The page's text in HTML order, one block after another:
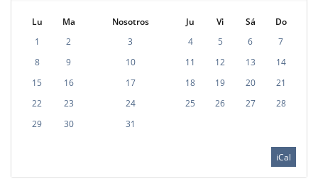
Lu Ma Nosotros Ju Vi Sá
Do
1
2 3 4 5 6
7
8
9 10 11 12 13
14
15
16 17 18 19 20
21
22
23 24 25 26 27
28
29
30 31
iCal